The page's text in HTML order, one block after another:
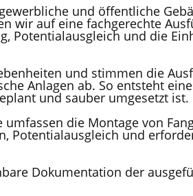
und öffentliche
wir auf eine fachgerechte
Potentialausgleich und die
und stimmen die
Anlagen ab. So entsteht
und sauber umgesetzt ist.
die Montage von
Potentialausgleich und
Dokumentation der